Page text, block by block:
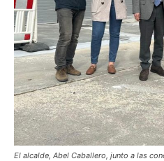
El alcalde, Abel Caballero, junto a las